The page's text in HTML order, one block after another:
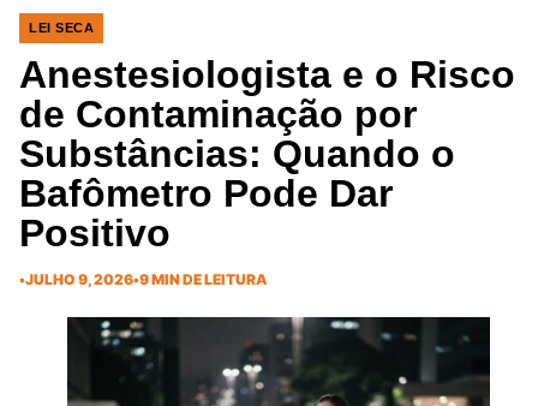
LEI SECA
Anestesiologista e o Risco
de Contaminação por
Substâncias: Quando o
Bafômetro Pode Dar
Positivo
•JULHO 9, 2026•9 MIN DE LEITURA